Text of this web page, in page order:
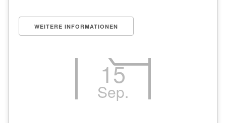
15
Sep.
WEITERE INFORMATIONEN